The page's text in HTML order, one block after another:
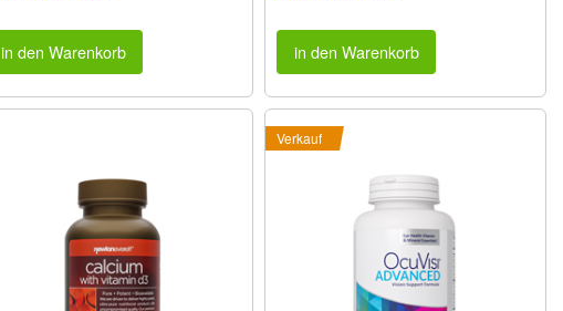
in den Warenkorb in den Warenkorb
Verkauf